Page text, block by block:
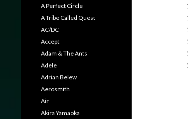
A Perfect Circle
A Tribe Called Quest
AC/DC
Accept
Adam & The Ants
Adele
Adrian Belew
Aerosmith
Air
Akira Yamaoka